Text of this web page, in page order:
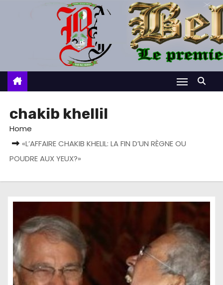
c
chakib khellil
Home
«L’AFFAIRE CHAKIB KHELIL: LA FIN D’UN RÈGNE OU
POUDRE AUX YEUX?»